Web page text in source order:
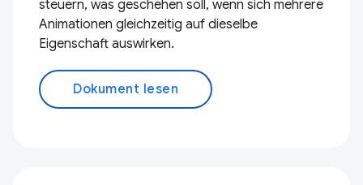
steuern, was geschehen soll, wenn sich mehrere
Animationen gleichzeitig auf dieselbe
Eigenschaft auswirken.
Dokument lesen